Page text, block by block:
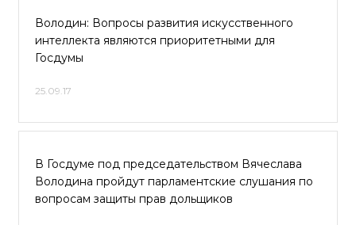
Володин: Вопросы развития искусственного
интеллекта являются приоритетными для
Госдумы
25.09.17
В Госдуме под председательством Вячеслава
Володина пройдут парламентские слушания по
вопросам защиты прав дольщиков